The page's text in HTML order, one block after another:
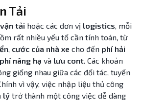
Tải
vận tải hoặc các đơn vị logistics, mỗi
rất nhiều yếu tố cần tính toán, từ
, cước của nhà xe cho đến phí hải
phí nâng hạ và lưu cont. Các khoản
giống nhau giữa các đối tác, tuyến
vì vậy, việc nhập liệu thủ công
lý trở thành một công việc dễ dàng